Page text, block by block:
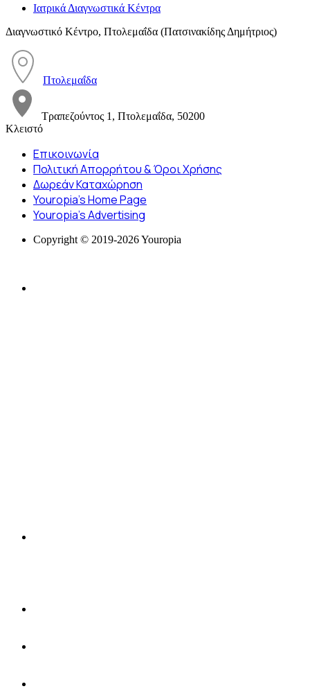
Ιατρικά Διαγνωστικά Κέντρα
Διαγνωστικό Κέντρο, Πτολεμαΐδα (Πατσινακίδης Δημήτριος)
Πτολεμαΐδα
Τραπεζούντος 1, Πτολεμαΐδα, 50200
Κλειστό
Επικοινωνία
Πολιτική Απορρήτου & Όροι Χρήσης
Δωρεάν Καταχώρηση
Youropia’s Home Page
Youropia’s Advertising
Copyright © 2019-2026 Youropia